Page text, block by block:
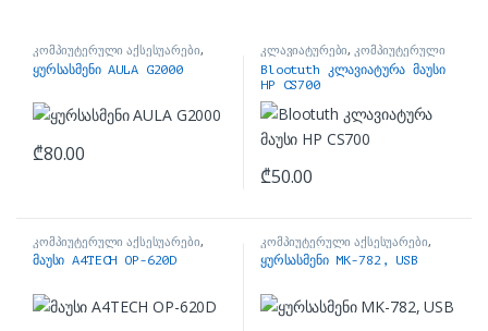
კომპიუტერული აქსესუარები,
ყურსასმენები
ყურსასმენი AULA G2000
₾80.00
კლავიატურები, კომპიუტერული
აქსესუარები
Blootuth კლავიატურა მაუსი
HP CS700
₾50.00
კომპიუტერული აქსესუარები,
მაუსები
მაუსი A4TECH OP-620D
კომპიუტერული აქსესუარები,
ყურსასმენები
ყურსასმენი MK-782, USB